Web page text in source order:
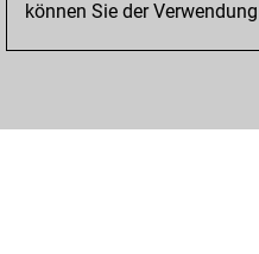
können Sie der